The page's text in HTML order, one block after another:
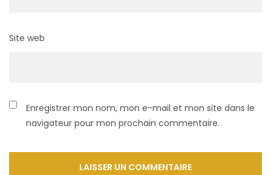
Site web
Enregistrer mon nom, mon e-mail et mon site dans le
navigateur pour mon prochain commentaire.